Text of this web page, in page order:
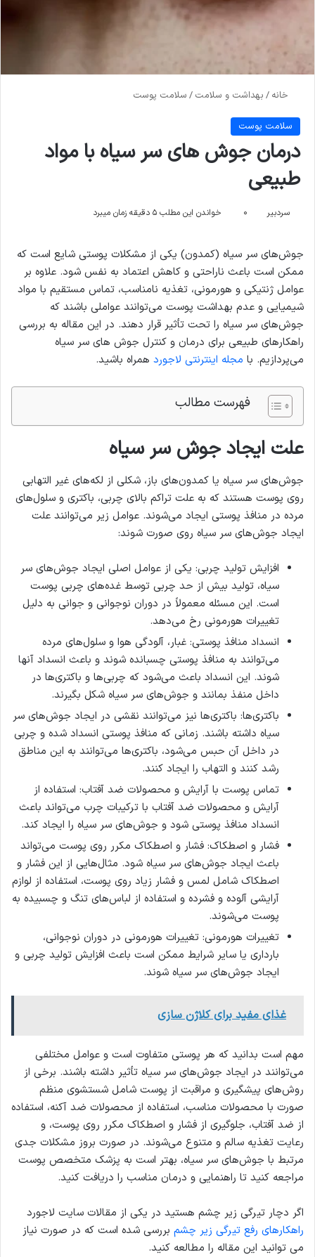
خانه / بهداشت و سلامت / سلامت پوست
سلامت پوست
درمان جوش های سر سیاه با مواد
طبیعی
سردبیر ۰ خواندن این مطلب ۵ دقیقه زمان میبرد
جوش‌های سر سیاه (کمدون) یکی از مشکلات پوستی شایع است که
ممکن است باعث ناراحتی و کاهش اعتماد به نفس شود. علاوه بر
عوامل ژنتیکی و هورمونی، تغذیه نامناسب، تماس مستقیم با مواد
شیمیایی و عدم بهداشت پوست می‌توانند عواملی باشند که
جوش‌های سر سیاه را تحت تأثیر قرار دهند. در این مقاله به بررسی
راهکارهای طبیعی برای درمان و کنترل جوش های سر سیاه
می‌پردازیم. با مجله اینترنتی لاجورد همراه باشید.
فهرست مطالب
علت ایجاد جوش سر سیاه
جوش‌های سر سیاه یا کمدون‌های باز، شکلی از لکه‌های غیر التهابی
روی پوست هستند که به علت تراکم بالای چربی، باکتری و سلول‌های
مرده در منافذ پوستی ایجاد می‌شوند. عوامل زیر می‌توانند علت
ایجاد جوش‌های سر سیاه روی صورت شوند:
افزایش تولید چربی: یکی از عوامل اصلی ایجاد جوش‌های سر
سیاه، تولید بیش از حد چربی توسط غده‌های چربی پوست
است. این مسئله معمولاً در دوران نوجوانی و جوانی به دلیل
تغییرات هورمونی رخ می‌دهد.
انسداد منافذ پوستی: غبار، آلودگی هوا و سلول‌های مرده
می‌توانند به منافذ پوستی چسبانده شوند و باعث انسداد آنها
شوند. این انسداد باعث می‌شود که چربی‌ها و باکتری‌ها در
داخل منفذ بمانند و جوش‌های سر سیاه شکل بگیرند.
باکتری‌ها: باکتری‌ها نیز می‌توانند نقشی در ایجاد جوش‌های سر
سیاه داشته باشند. زمانی که منافذ پوستی انسداد شده و چربی
در داخل آن حبس می‌شود، باکتری‌ها می‌توانند به این مناطق
رشد کنند و التهاب را ایجاد کنند.
تماس پوست با آرایش و محصولات ضد آفتاب: استفاده از
آرایش و محصولات ضد آفتاب با ترکیبات چرب می‌تواند باعث
انسداد منافذ پوستی شود و جوش‌های سر سیاه را ایجاد کند.
فشار و اصطکاک: فشار و اصطکاک مکرر روی پوست می‌تواند
باعث ایجاد جوش‌های سر سیاه شود. مثال‌هایی از این فشار و
اصطکاک شامل لمس و فشار زیاد روی پوست، استفاده از لوازم
آرایشی آلوده و فشرده و استفاده از لباس‌های تنگ و چسبیده به
پوست می‌شوند.
تغییرات هورمونی: تغییرات هورمونی در دوران نوجوانی،
بارداری یا سایر شرایط ممکن است باعث افزایش تولید چربی و
ایجاد جوش‌های سر سیاه شوند.
غذای مفید برای کلاژن سازی
مهم است بدانید که هر پوستی متفاوت است و عوامل مختلفی
می‌توانند در ایجاد جوش‌های سر سیاه تأثیر داشته باشند. برخی از
روش‌های پیشگیری و مراقبت از پوست شامل شستشوی منظم
صورت با محصولات مناسب، استفاده از محصولات ضد آکنه، استفاده
از ضد آفتاب، جلوگیری از فشار و اصطکاک مکرر روی پوست، و
رعایت تغذیه سالم و متنوع می‌شوند. در صورت بروز مشکلات جدی
مرتبط با جوش‌های سر سیاه، بهتر است به پزشک متخصص پوست
مراجعه کنید تا راهنمایی و درمان مناسب را دریافت کنید.
اگر دچار تیرگی زیر چشم هستید در یکی از مقالات سایت لاجورد
راهکارهای رفع تیرگی زیر چشم بررسی شده است که در صورت نیاز
می توانید این مقاله را مطالعه کنید.